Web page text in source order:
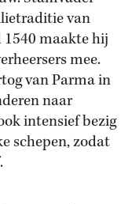
van
1540 maakte hij
mee.
van Parma in
naar
intensief bezig
schepen, zodat